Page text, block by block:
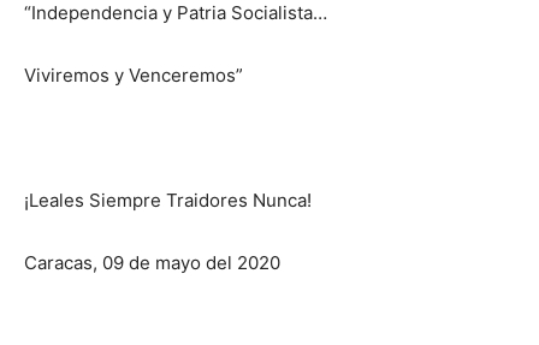
“Independencia y Patria Socialista…
Viviremos y Venceremos”
¡Leales Siempre Traidores Nunca!
Caracas, 09 de mayo del 2020